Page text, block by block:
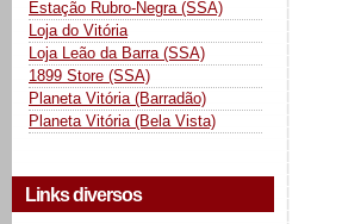
Estação Rubro-Negra (SSA)
Loja do Vitória
Loja Leão da Barra (SSA)
1899 Store (SSA)
Planeta Vitória (Barradão)
Planeta Vitória (Bela Vista)
Links diversos